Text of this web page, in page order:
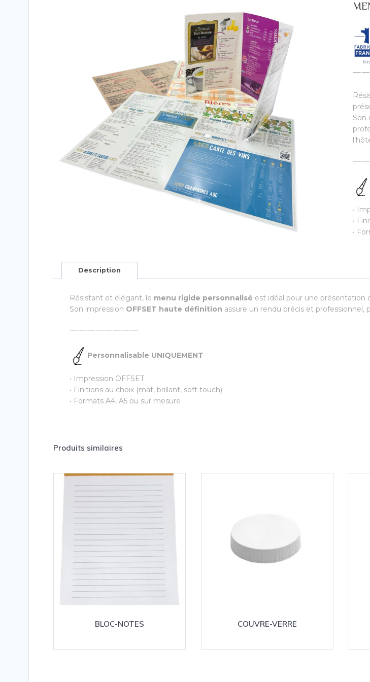
Son
•
•
•
Description
Résistant et élégant, le menu rigide personnalisé est idéal pour une présentation
Son impression OFFSET haute définition assure un rendu précis et professionnel,
————————
Personnalisable UNIQUEMENT
• Impression OFFSET
• Finitions au choix (mat, brillant, soft touch)
• Formats A4, A5 ou sur mesure
Produits similaires
BLOC-NOTES COUVRE-VERRE